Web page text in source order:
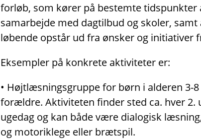
forløb, som kører på bestemte tidspunkter
samarbejde med dagtilbud og skoler,
løbende opstår ud fra ønsker og initiativer
Eksempler på konkrete aktiviteter er:
• Højtlæsningsgruppe for børn i alderen 3-
forældre. Aktiviteten finder sted ca. hver 2.
ugedag og kan både være dialogisk
og motoriklege eller brætspil.